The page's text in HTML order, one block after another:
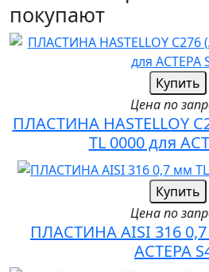
покупают
Купить
Цена по
ПЛАСТИНА HASTELLOY
TL 0000 для
Купить
Цена по
ПЛАСТИНА AISI 316
АСТЕРА